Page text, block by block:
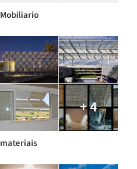
Mobiliario
+ 4
materiais